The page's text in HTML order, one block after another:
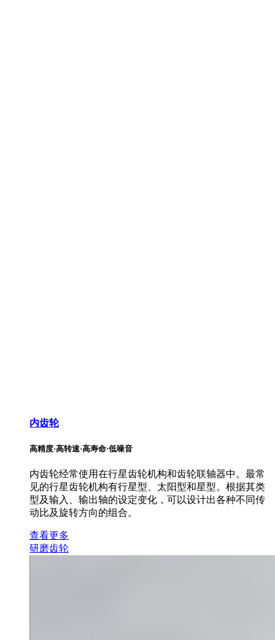
内齿轮
高精度·高转速·高寿命·低噪音
内齿轮经常使用在行星齿轮机构和齿轮联轴器中。最常
见的行星齿轮机构有行星型、太阳型和星型。根据其类
型及输入、输出轴的设定变化，可以设计出各种不同传
动比及旋转方向的组合。
查看更多
研磨齿轮